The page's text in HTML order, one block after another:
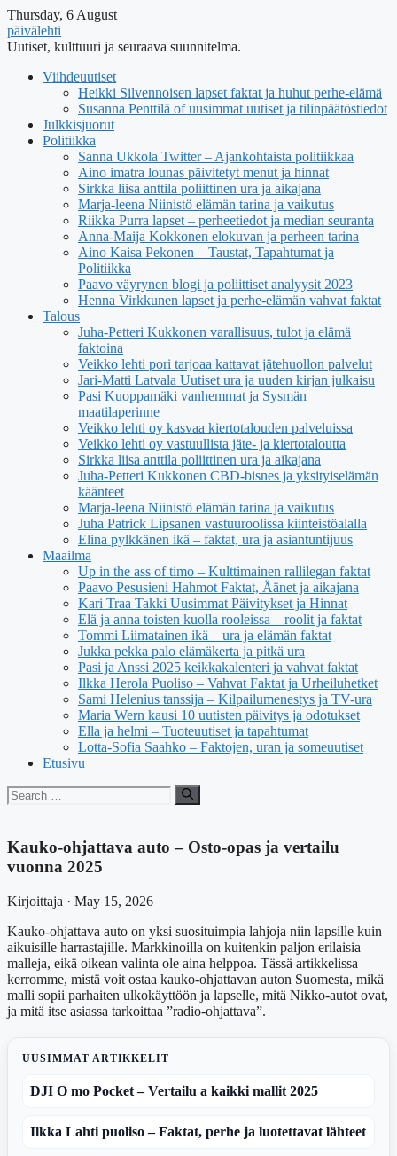
Thursday, 6 August
päivälehti
Uutiset, kulttuuri ja seuraava suunnitelma.
Viihdeuutiset
Heikki Silvennoisen lapset faktat ja huhut perhe-elämä
Susanna Penttilä of uusimmat uutiset ja tilinpäätöstiedot
Julkkisjuorut
Politiikka
Sanna Ukkola Twitter – Ajankohtaista politiikkaa
Aino imatra lounas päivitetyt menut ja hinnat
Sirkka liisa anttila poliittinen ura ja aikajana
Marja-leena Niinistö elämän tarina ja vaikutus
Riikka Purra lapset – perheetiedot ja median seuranta
Anna-Maija Kokkonen elokuvan ja perheen tarina
Aino Kaisa Pekonen – Taustat, Tapahtumat ja
Politiikka
Paavo väyrynen blogi ja poliittiset analyysit 2023
Henna Virkkunen lapset ja perhe-elämän vahvat faktat
Talous
Juha-Petteri Kukkonen varallisuus, tulot ja elämä
faktoina
Veikko lehti pori tarjoaa kattavat jätehuollon palvelut
Jari-Matti Latvala Uutiset ura ja uuden kirjan julkaisu
Pasi Kuoppamäki vanhemmat ja Sysmän
maatilaperinne
Veikko lehti oy kasvaa kiertotalouden palveluissa
Veikko lehti oy vastuullista jäte- ja kiertotaloutta
Sirkka liisa anttila poliittinen ura ja aikajana
Juha-Petteri Kukkonen CBD-bisnes ja yksityiselämän
käänteet
Marja-leena Niinistö elämän tarina ja vaikutus
Juha Patrick Lipsanen vastuuroolissa kiinteistöalalla
Elina pylkkänen ikä – faktat, ura ja asiantuntijuus
Maailma
Up in the ass of timo – Kulttimainen rallilegan faktat
Paavo Pesusieni Hahmot Faktat, Äänet ja aikajana
Kari Traa Takki Uusimmat Päivitykset ja Hinnat
Elä ja anna toisten kuolla rooleissa – roolit ja faktat
Tommi Liimatainen ikä – ura ja elämän faktat
Jukka pekka palo elämäkerta ja pitkä ura
Pasi ja Anssi 2025 keikkakalenteri ja vahvat faktat
Ilkka Herola Puoliso – Vahvat Faktat ja Urheiluhetket
Sami Helenius tanssija – Kilpailumenestys ja TV-ura
Maria Wern kausi 10 uutisten päivitys ja odotukset
Ella ja helmi – Tuoteuutiset ja tapahtumat
Lotta-Sofia Saahko – Faktojen, uran ja someuutiset
Etusivu
Search
for:
Kauko-ohjattava auto – Osto-opas ja vertailu
vuonna 2025
Kirjoittaja · May 15, 2026
Kauko-ohjattava auto on yksi suosituimpia lahjoja niin lapsille kuin
aikuisille harrastajille. Markkinoilla on kuitenkin paljon erilaisia
malleja, eikä oikean valinta ole aina helppoa. Tässä artikkelissa
kerromme, mistä voit ostaa kauko-ohjattavan auton Suomesta, mikä
malli sopii parhaiten ulkokäyttöön ja lapselle, mitä Nikko-autot ovat,
ja mitä itse asiassa tarkoittaa ”radio-ohjattava”.
UUSIMMAT ARTIKKELIT
DJI O mo Pocket – Vertailu a kaikki mallit 2025
Ilkka Lahti puoliso – Faktat, perhe ja luotettavat lähteet